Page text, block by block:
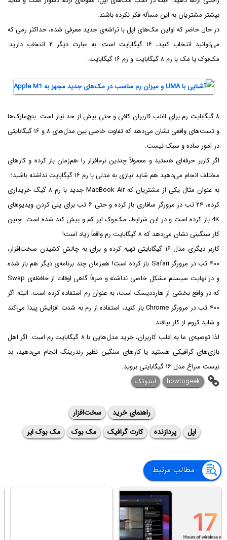
بیشتر مشتریان به این مسأله فکر نکرده باشند.
در حال حاضر که اولین مک‌های اپل با تراشه‌ی جدید معرفی شده، حداکثر رمی که
می‌توانید انتخاب کنید، ۱۶ گیگابایت است. به عبارت دیگر ۲ انتخاب دارید:
مک‌بوک یا مک با رم ۸ گیگابایت و رم ۱۶ گیگابایت.
۸ گیگابایت رم برای اغلب کاربران کافی و حتی بیش از حد نیاز است. بنچ‌مارک‌ها
و تست‌های واقعی نشان می‌دهد که تفاوت خاصی بین مدل‌های ۸ و ۱۶ گیگابایتی
در امور ساده و سبک نیست.
اگر کاربر حرفه‌ای هستید و معمولاً چندین نرم‌افزار را هم‌زمان باز کرده و کارهای
مختلف انجام می‌دهید هم شاید نیازی به مدلی با رم ۱۶ گیگابایت نداشته باشید!
به عنوان مثال یکی از مشتریان که MacBook Air جدید با رم ۸ گیگ خریداری
کرده، ۲۴ تب در مرورگر سافاری باز کرده و حتی ۶ تب برای پلی کردن ویدیوهای
4K باز کرده است و در این شرایط، مک‌بوک ایر کم و بیش کند شده است. چنین
کار سنگینی نشان می‌دهد که ۸ گیگابایت رم واقعاً زیاد است!
کاربر دیگری مدل ۱۶ گیگابایتی تهیه کرده و برای به چالش کشیدن سخت‌افزار،
۴۰۰ تب در مرورگر Safari باز کرده است! هم‌زمان چند برنامه‌ی دیگر هم باز شده
و در نهایت سیستم مشکل خاصی نداشته و صرفاً گاهی اوقات از حافظه‌ی Swap
که در واقع بخشی از هارددیسک است، به عنوان رم استفاده کرده است. البته اگر
۴۰۰ تب در مرورگر Chrome باز کنید، استفاده از رم به شدت افزایش پیدا می‌کند
و شاید کروم از کار بیافتد.
لذا توصیه‌ی ما به اغلب کاربران، خرید مدل‌هایی با ۸ گیگابایت رم است. اگر اهل
بازی‌های گرافیکی هستید یا کارهای سنگین نظیر رندرینگ انجام می‌دهید، بد
نیست سراغ مدل ۱۶ گیگابایتی بروید.
howtogeek
اینتوتک
راهنمای خرید
سخت‌افزار
اپل
پردازنده کارت گرافیک مک بوک مک بوک ایر
مطالب مرتبط